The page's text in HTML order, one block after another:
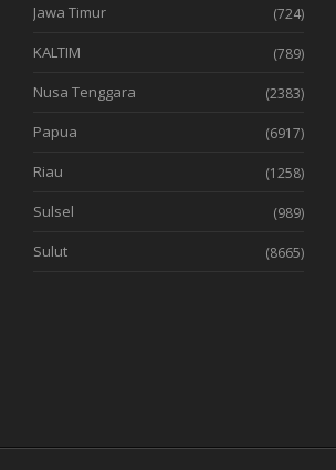
Jawa Timur (724)
KALTIM (789)
Nusa Tenggara (2383)
Papua (6917)
Riau (1258)
Sulsel (989)
Sulut (8665)